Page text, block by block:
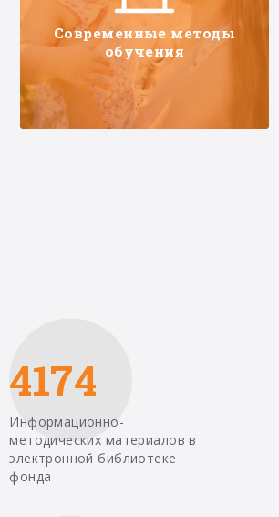
Современные методы
обучения
4174
Информационно-
методических материалов в
электронной библиотеке
фонда